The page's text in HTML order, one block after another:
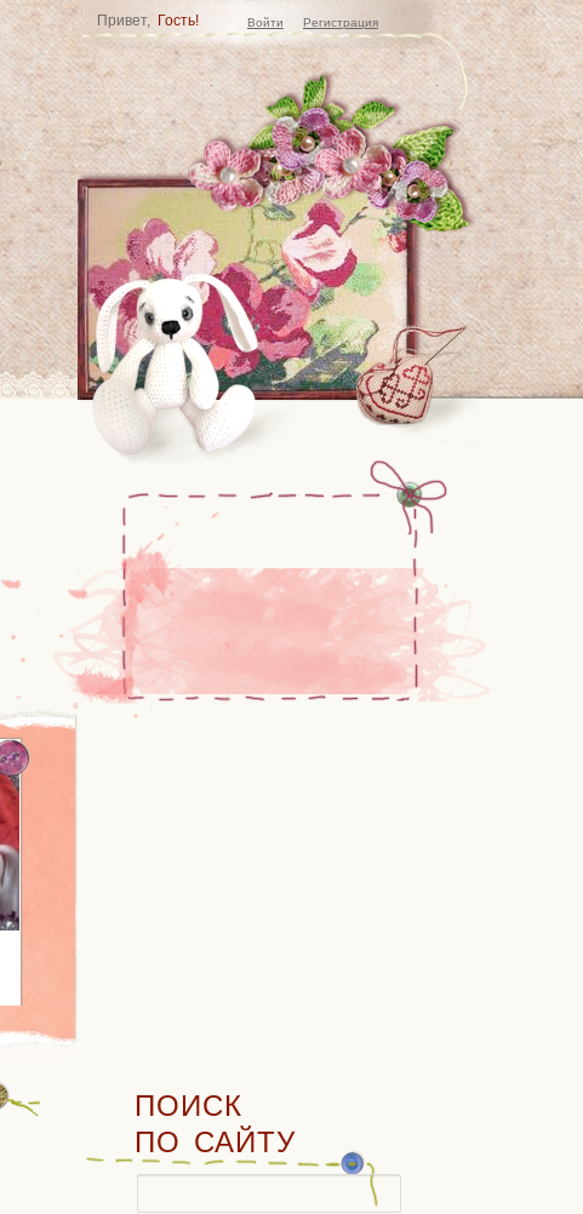
Привет, Гость! Войти Регистрация
ПОИСК
ПО САЙТУ